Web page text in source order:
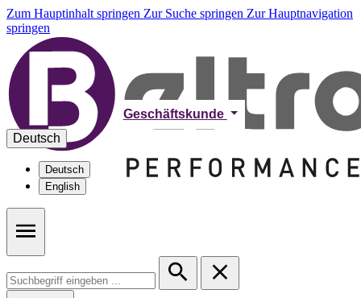
Zum Hauptinhalt springen Zur Suche springen Zur Hauptnavigation
springen
Geschäftskunde
Deutsch
Deutsch
English